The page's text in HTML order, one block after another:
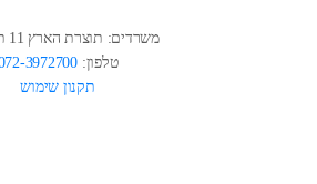
משרדים: תוצרת הארץ 11 תל אביב
טלפון: 072-3972700
תקנון שימוש